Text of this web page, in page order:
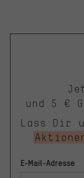
und 5 €
Lass Dir
E-Mail-Adresse